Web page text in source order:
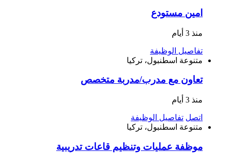
امين مستودع
منذ 3 أيام
تفاصيل الوظيفة
متنوعة اسطنبول، تركيا
تعاون مع مدرب/مدربة متخصص
منذ 3 أيام
اتصل تفاصيل الوظيفة
متنوعة اسطنبول، تركيا
موظفة عمليات وتنظيم قاعات تدريبية